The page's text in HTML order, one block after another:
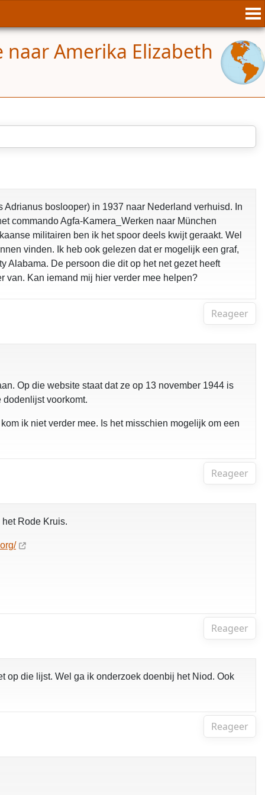
Amerika Elizabeth
boslooper) in 1937 naar Nederland verhuisd. In
commando Agfa-Kamera_Werken naar München
militairen ben ik het spoor deels kwijt geraakt. Wel
vinden. Ik heb ook gelezen dat er mogelijk een graf,
Alabama. De persoon die dit op het net gezet heeft
van. Kan iemand mij hier verder mee helpen?
Reageer
Op die website staat dat ze op 13 november 1944 is
voorkomt.
ik niet verder mee. Is het misschien mogelijk om een
Reageer
Rode Kruis.
Reageer
op die lijst. Wel ga ik onderzoek doenbij het Niod. Ook
Reageer